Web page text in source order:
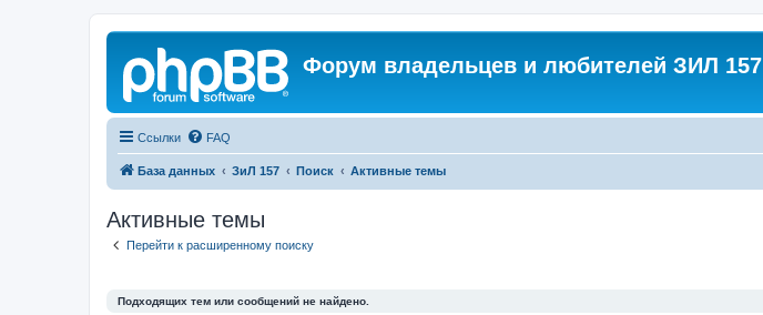
Форум владельцев и любителей ЗИЛ 157
Ссылки FAQ
База данных ЗиЛ 157 Поиск Активные темы
Активные темы
Перейти к расширенному поиску
Подходящих тем или сообщений не найдено.